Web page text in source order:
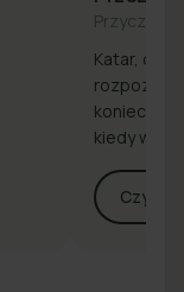
Przyczyny,
Katar,
rozpoznaj
konieczna
kiedy
Czytaj